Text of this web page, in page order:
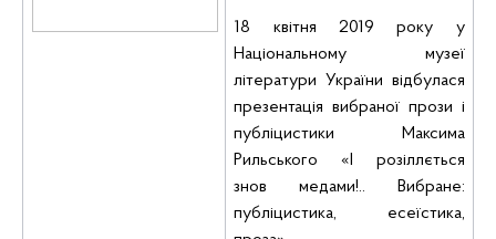
18 квітня 2019 року у
Національному музеї
літератури України відбулася
презентація вибраної прози і
публіцистики Максима
Рильського «І розіллється
знов медами!.. Вибране:
публіцистика, есеїстика,